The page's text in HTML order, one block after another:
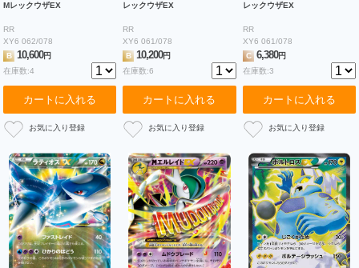
MレックウザEX
RR
XY6 062/078
B
10,600円
在庫数:4
カートに入れる
レックウザEX
RR
XY6 061/078
B
10,200円
在庫数:6
カートに入れる
レックウザEX
RR
XY6 061/078
C 6,380円
在庫数:3
カートに入れる